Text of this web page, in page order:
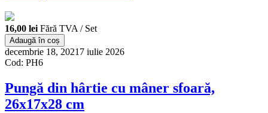
16,00 lei Fără TVA / Set
Adaugă în coș
decembrie 18, 2021 7 iulie 2026
Cod: PH6
Pungă din hârtie cu mâner sfoară,
26x17x28 cm